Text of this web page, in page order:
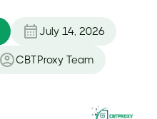
July 14, 2026
CBTProxy Team